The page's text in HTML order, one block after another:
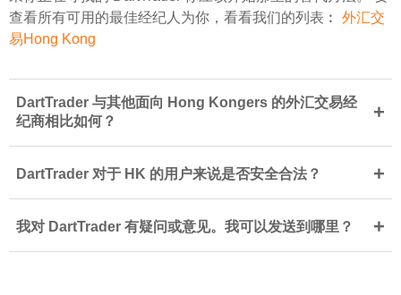
查看所有可用的最佳经纪人为你，看看我们的列表︰ 外汇交
易Hong Kong
DartTrader 与其他面向 Hong Kongers 的外汇交易经
纪商相比如何？
+
DartTrader 对于 HK 的用户来说是否安全合法？ +
我对 DartTrader 有疑问或意见。我可以发送到哪里？ +